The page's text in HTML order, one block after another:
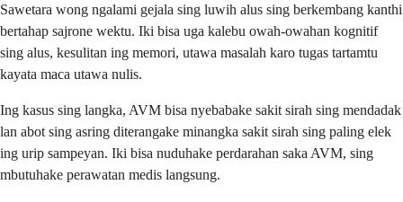
Sawetara wong ngalami gejala sing luwih alus sing berkembang kanthi
bertahap sajrone wektu. Iki bisa uga kalebu owah-owahan kognitif
sing alus, kesulitan ing memori, utawa masalah karo tugas tartamtu
kayata maca utawa nulis.
Ing kasus sing langka, AVM bisa nyebabake sakit sirah sing mendadak
lan abot sing asring diterangake minangka sakit sirah sing paling elek
ing urip sampeyan. Iki bisa nuduhake perdarahan saka AVM, sing
mbutuhake perawatan medis langsung.